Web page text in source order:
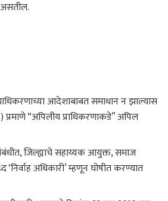
असतील.
आदेशाबाबत समाधान न झाल्यास
“अपिलीय प्राधिकरणाकडे” अपिल
जिल्ह्याचे सहाय्यक आयुक्त, समाज
अधिकारी’ म्हणून घोषीत करण्यात